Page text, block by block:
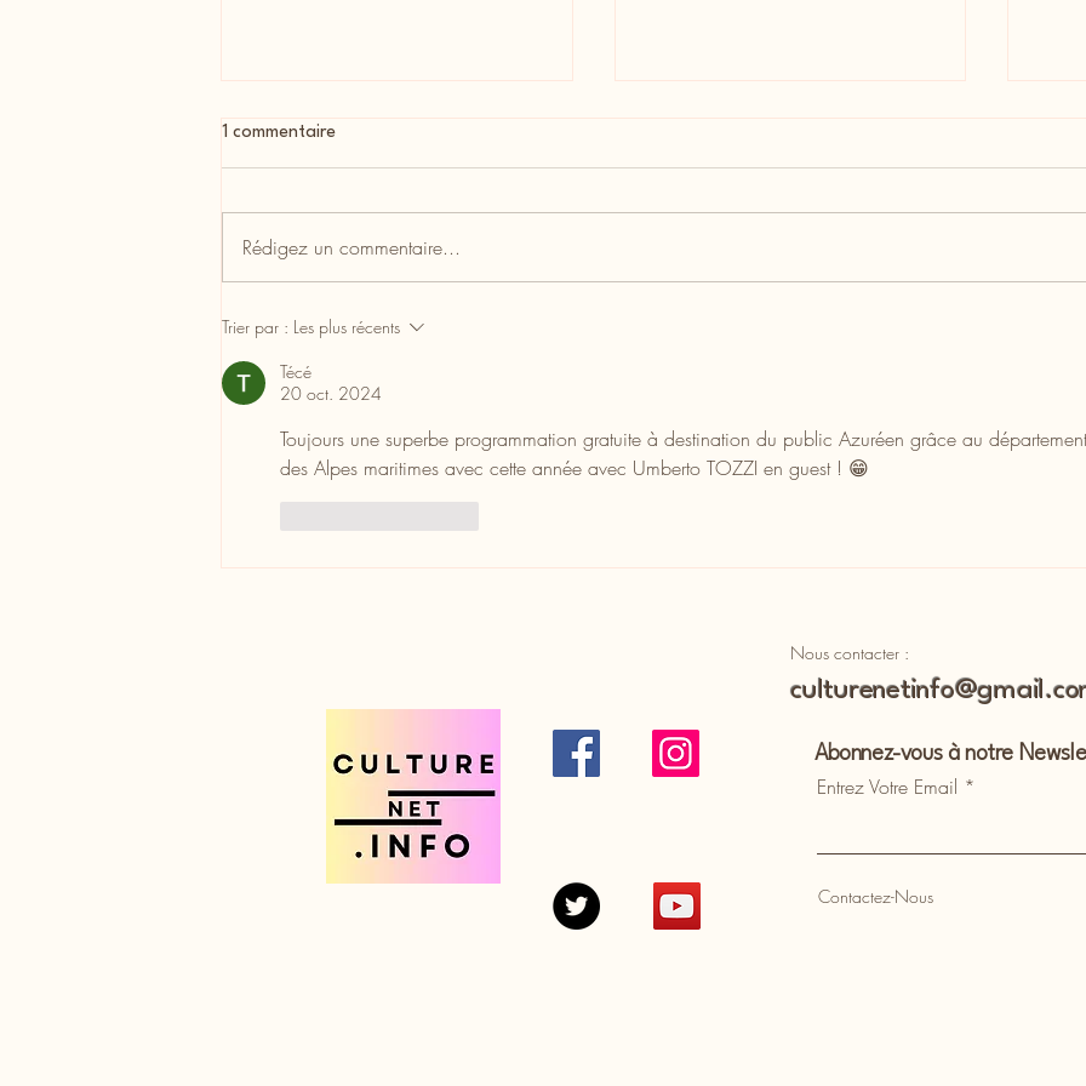
Interview de Luz Casal
1 commentaire
Rédigez un commentaire...
Trier par : Les plus récents
Técé
20 oct. 2024
Toujours une superbe programmation gratuite à destination du public Azuréen grâce au
des Alpes maritimes avec cette année avec Umberto TOZZI en guest ! 😁
Nous contacter :
Abonnez-vous à notre
Entrez Votre Email
Contactez-Nous